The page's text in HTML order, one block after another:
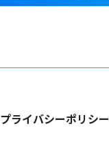
プライバシーポリシー